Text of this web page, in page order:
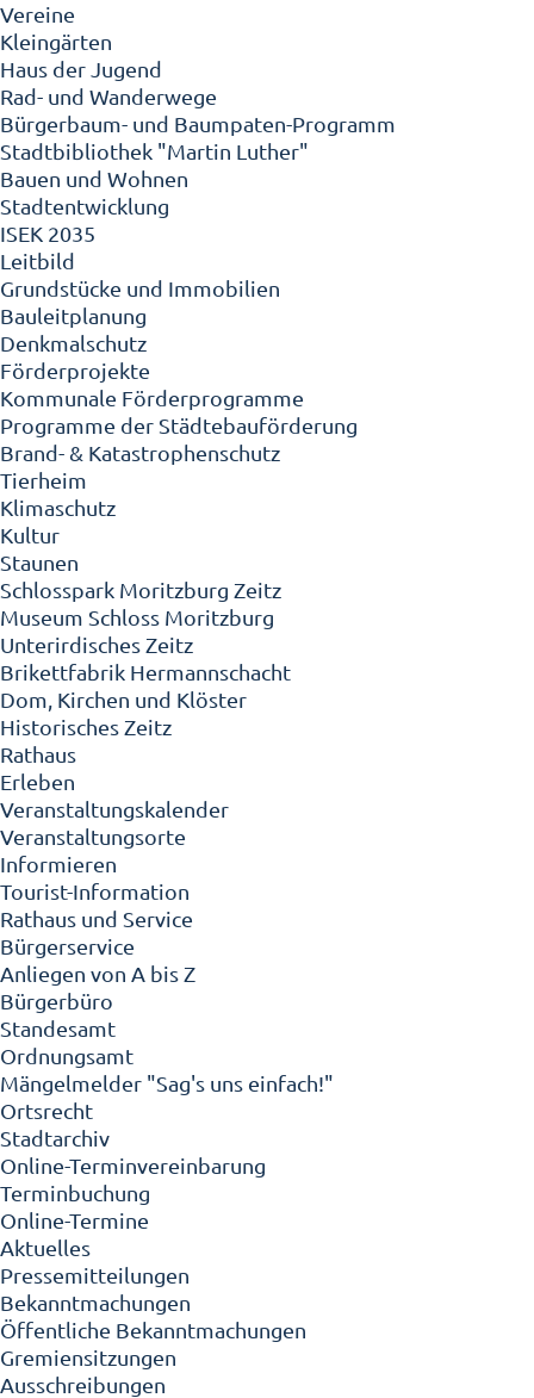
Vereine
Kleingärten
Haus der Jugend
Rad- und Wanderwege
Bürgerbaum- und Baumpaten-Programm
Stadtbibliothek "Martin Luther"
Bauen und Wohnen
Stadtentwicklung
ISEK 2035
Leitbild
Grundstücke und Immobilien
Bauleitplanung
Denkmalschutz
Förderprojekte
Kommunale Förderprogramme
Programme der Städtebauförderung
Brand- & Katastrophenschutz
Tierheim
Klimaschutz
Kultur
Staunen
Schlosspark Moritzburg Zeitz
Museum Schloss Moritzburg
Unterirdisches Zeitz
Brikettfabrik Hermannschacht
Dom, Kirchen und Klöster
Historisches Zeitz
Rathaus
Erleben
Veranstaltungskalender
Veranstaltungsorte
Informieren
Tourist-Information
Rathaus und Service
Bürgerservice
Anliegen von A bis Z
Bürgerbüro
Standesamt
Ordnungsamt
Mängelmelder "Sag's uns einfach!"
Ortsrecht
Stadtarchiv
Online-Terminvereinbarung
Terminbuchung
Online-Termine
Aktuelles
Pressemitteilungen
Bekanntmachungen
Öffentliche Bekanntmachungen
Gremiensitzungen
Ausschreibungen